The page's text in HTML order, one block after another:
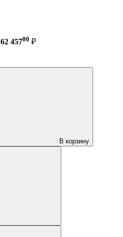
62 45700 ₽
В корзину